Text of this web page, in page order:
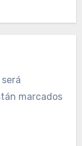
marcados